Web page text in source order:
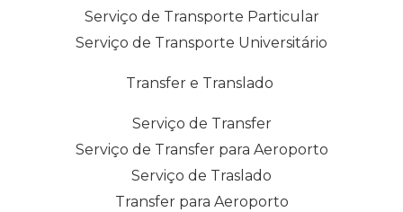
Serviço de Transporte Particular
Serviço de Transporte Universitário
Transfer e Translado
Serviço de Transfer
Serviço de Transfer para Aeroporto
Serviço de Traslado
Transfer para Aeroporto